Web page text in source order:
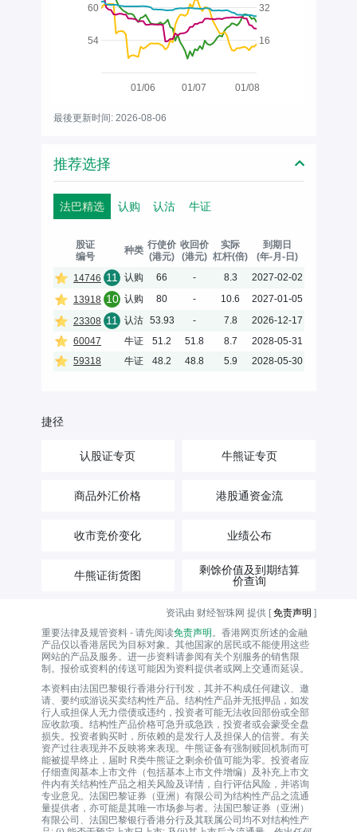
01/06 01/07 01/08
54
60
16
32
最後更新时间: 2026-08-06
推荐选择
法巴精选 认购 认沽 牛证
股证
编号
种类 行使价
(港元)
收回价
(港元)
实际
杠杆(倍)
到期日
(年-月-日)
14746 11 认购 66 - 8.3
2027-02-02
13918 10 认购 80 - 10.6
2027-01-05
23308 11 认沽 53.93 - 7.8
2026-12-17
60047
牛证 51.2 51.8 8.7
2028-05-31
59318
牛证 48.2 48.8 5.9 2028-05-30
捷径
认股证专页 牛熊证专页
商品外汇价格 港股通资金流
收市竞价变化 业绩公布
牛熊证街货图
剩馀价值及到期结算
价查询
资讯由 财经智珠网 提供 [免责声明 ]
重要法律及规管资料 - 请先阅读免责声明 。香港网页所述的金融
产品仅以香港居民为目标对象。其他国家的居民或不能使用这些
网站的产品及服务。进一步资料请参阅有关个别服务的销售限
制。报价或资料的传送可能因为资料提供者或网上交通而延误。
本资料由法国巴黎银行香港分行刊发，其并不构成任何建议、邀
请、要约或游说买卖结构性产品。结构性产品并无抵押品，如发
行人或担保人无力偿债或违约，投资者可能无法收回部份或全部
应收款项。结构性产品价格可急升或急跌，投资者或会蒙受全盘
损失。投资者购买时，所依赖的是发行人及担保人的信誉。有关
资产过往表现并不反映将来表现。牛熊证备有强制赎回机制而可
能被提早终止，届时 R类牛熊证之剩余价值可能为零。投资者应
仔细查阅基本上市文件（包括基本上市文件增编）及补充上市文
件内有关结构性产品之相关风险及详情，自行评估风险，并谘询
专业意见。法国巴黎证券（亚洲）有限公司为结构性产品之流通
量提供者，亦可能是其唯一巿场参与者。法国巴黎证券（亚洲）
有限公司、法国巴黎银行香港分行及其联属公司均不对结构性产